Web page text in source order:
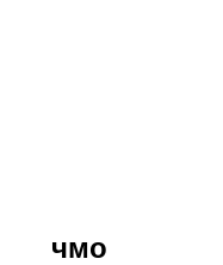
чмо